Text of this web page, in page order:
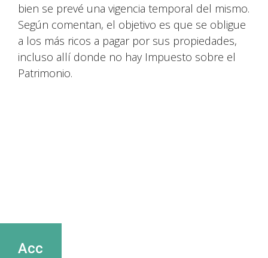
bien se prevé una vigencia temporal del mismo.
Según comentan, el objetivo es que se obligue
a los más ricos a pagar por sus propiedades,
incluso allí donde no hay Impuesto sobre el
Patrimonio.
Acc